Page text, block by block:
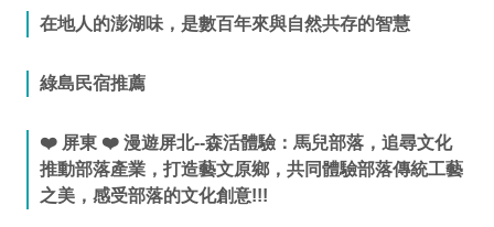
在地人的澎湖味，是數百年來與自然共存的智慧
綠島民宿推薦
❤️ 屏東 ❤️ 漫遊屏北--森活體驗：馬兒部落，追尋文化
推動部落產業，打造藝文原鄉，共同體驗部落傳統工藝
之美，感受部落的文化創意!!!